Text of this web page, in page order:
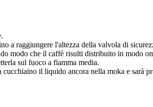
a raggiungere l'altezza della valvola di
modo che il caffè risulti distribuito in modo
sul fuoco a fiamma media.
il liquido ancora nella moka e sarà